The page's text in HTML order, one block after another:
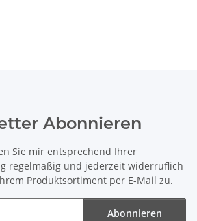
Abonnieren
Sie mir entsprechend Ihrer
regelmäßig und jederzeit widerruflich
Produktsortiment per E-Mail zu.
Abonnieren